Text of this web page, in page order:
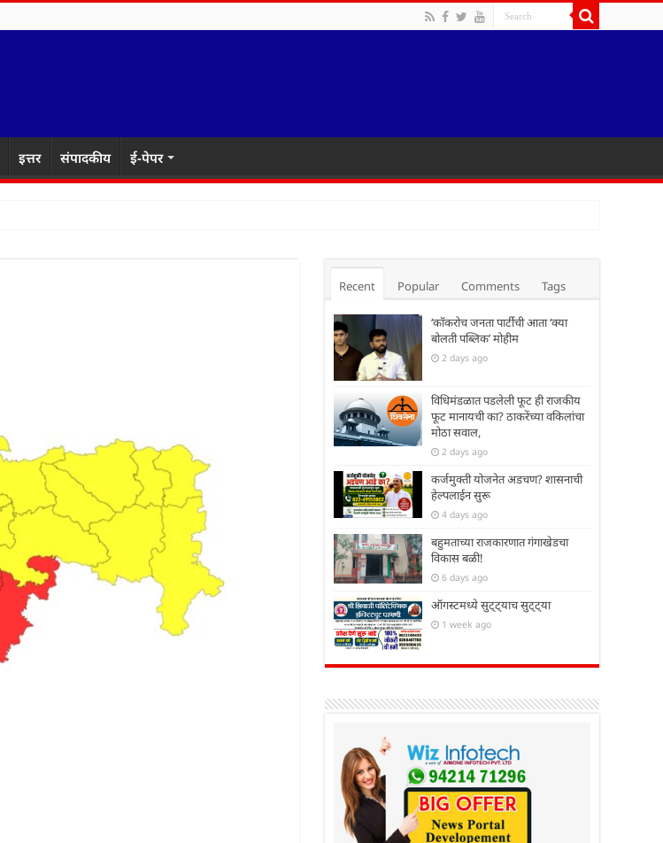
इत्तर संपादकीय ई-पेपर
Recent Popular Comments Tags
‘कॉकरोच जनता पार्टीची आता ‘क्या
बोलती पब्लिक’ मोहीम
2 days ago
विधिमंडळात पडलेली फूट ही राजकीय
फूट मानायची का? ठाकरेंच्या वकिलांचा
मोठा सवाल,
2 days ago
कर्जमुक्ती योजनेत अडचण? शासनाची
हेल्पलाईन सुरू
4 days ago
बहुमताच्या राजकारणात गंगाखेडचा
विकास बळी!
6 days ago
ऑगस्टमध्ये सुट्ट्याच सुट्ट्या
1 week ago